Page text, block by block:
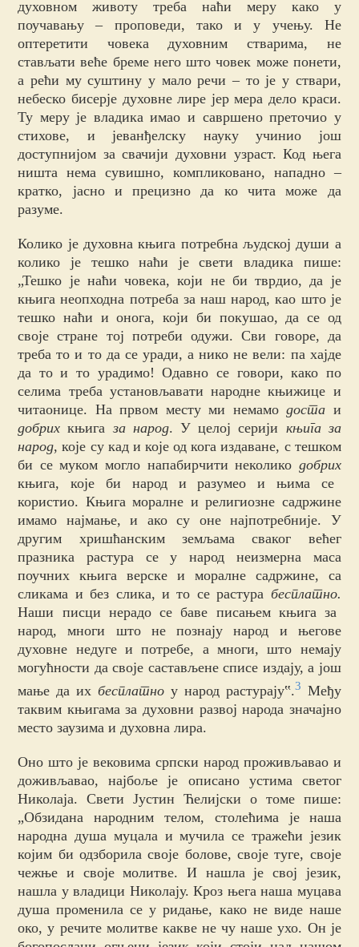
духовном животу треба наћи меру како у
поучавању – проповеди, тако и у учењу. Не
оптеретити човека духовним стварима, не
стављати веће бреме него што човек може понети,
а рећи му суштину у мало речи – то је у ствари,
небеско бисерје духовне лире јер мера дело краси.
Ту меру је владика имао и савршено преточио у
стихове, и јеванђелску науку учинио још
доступнијом за свачији духовни узраст. Код њега
ништа нема сувишно, компликовано, нападно –
кратко, јасно и прецизно да ко чита може да
разуме.
Колико је духовна књига потребна људској души а
колико је тешко наћи је свети владика пише:
„Тешко је наћи човека, који не би тврдио, да је
књига неопходна потреба за наш народ, као што је
тешко наћи и онога, који би покушао, да се од
своје стране тој потреби одужи. Сви говоре, да
треба то и то да се уради, а нико не вели: па хајде
да то и то урадимо! Одавно се говори, како по
селима треба установљавати народне књижице и
читаонице. На првом месту ми немамодоста и
добрихкњига за народ. У целој серији књига за
народ, које су кад и које од кога издаване, с тешком
би се муком могло напабирчити неколико добрих
књига, које би народ и разумео и њима се
користио. Књига моралне и религиозне садржине
имамо најмање, и ако су оне најпотребније. У
другим хришћанским земљама сваког већег
празника растура се у народ неизмерна маса
поучних књига верске и моралне садржине, са
сликама и без слика, и то се растура бесплатно.
Наши писци нерадо се баве писањем књига за
народ, многи што не познају народ и његове
духовне недуге и потребе, а многи, што немају
могућности да своје састављене списе издају, а још
мање да ихбесплатно у народ растурају‟.3 Међу
таквим књигама за духовни развој народа значајно
место заузима и духовна лира.
Оно што је вековима српски народ проживљавао и
доживљавао, најбоље је описано устима светог
Николаја. Свети Јустин Ћелијски о томе пише:
„Обзидана народним телом, столећима је
наша
народна душа муцала и мучила се тражећи језик
којим би одзборила своје болове, своје туге, своје
чежње и своје молитве. И нашла је свој језик,
нашла у владици Николају. Кроз њега наша муцава
душа променила се у ридање, како не виде наше
око, у речите молитве какве не чу наше ухо. Он је